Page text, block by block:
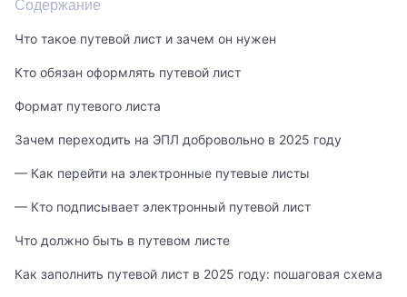
Содержание
Что такое путевой лист и зачем он нужен
Кто обязан оформлять путевой лист
Формат путевого листа
Зачем переходить на ЭПЛ добровольно в 2025 году
— Как перейти на электронные путевые листы
— Кто подписывает электронный путевой лист
Что должно быть в путевом листе
Как заполнить путевой лист в 2025 году: пошаговая схема